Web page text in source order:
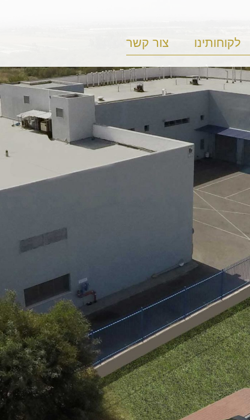
לקוחותינו צור קשר